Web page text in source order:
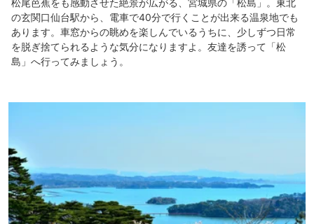
松尾芭蕉をも感動させた絶景が広がる、宮城県の「松島」。東北
の玄関口仙台駅から、電車で40分で行くことが出来る温泉地でも
あります。車窓からの眺めを楽しんでいるうちに、少しずつ日常
を脱ぎ捨てられるような気分になりますよ。友達を誘って「松
島」へ行ってみましょう。